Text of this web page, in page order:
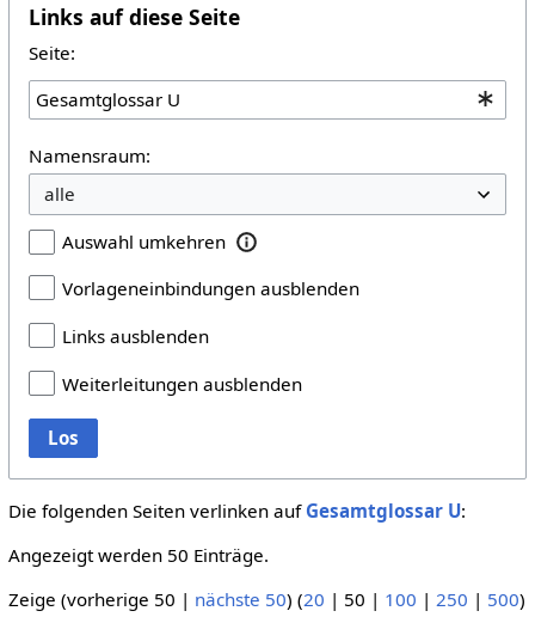
Links auf diese Seite
Seite:
Namensraum:
Auswahl umkehren
Vorlageneinbindungen ausblenden
Links ausblenden
Weiterleitungen ausblenden
Los
Die folgenden Seiten verlinken auf Gesamtglossar U:
Angezeigt werden 50 Einträge.
Zeige (vorherige 50 | nächste 50) (20 | 50 | 100 | 250 | 500)